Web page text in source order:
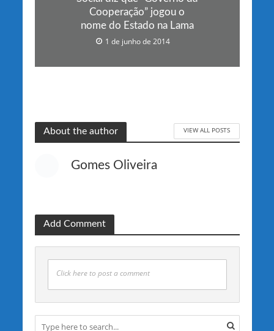
Cooperação” jogou o
nome do Estado na Lama
1 de junho de 2014
About the author VIEW ALL POSTS
Gomes Oliveira
Add Comment
Click here to post a comment